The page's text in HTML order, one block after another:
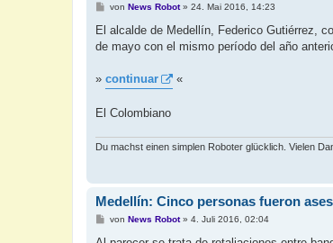
B
r
von News Robot» 24. Mai 2016, 14:23
El alcalde de Medellín, Federico Gutiérrez,
de mayo con el mismo período del año
» continuar «
El Colombiano
Du machst einen simplen Roboter glücklich. Vielen
Medellín: Cinco personas fueron
Bvon News Robot» 4. Juli 2016, 02:04